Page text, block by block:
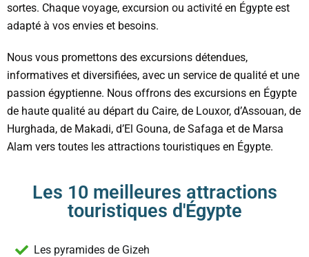
sortes. Chaque voyage, excursion ou activité en Égypte est
adapté à vos envies et besoins.
Nous vous promettons des excursions détendues,
informatives et diversifiées, avec un service de qualité et une
passion égyptienne. Nous offrons des excursions en Égypte
de haute qualité au départ du Caire, de Louxor, d’Assouan, de
Hurghada, de Makadi, d’El Gouna, de Safaga et de Marsa
Alam vers toutes les attractions touristiques en Égypte.
Les 10 meilleures attractions
touristiques d'Égypte
Les pyramides de Gizeh